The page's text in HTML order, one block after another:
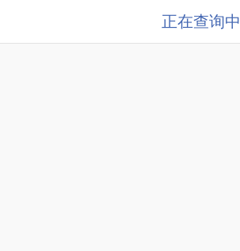
正在查询中